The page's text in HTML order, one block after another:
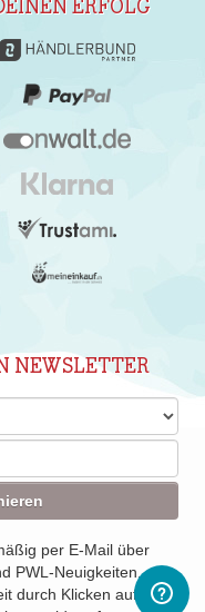
ERFOLG
NEWSLETTER
per E-Mail über
PWL-Neuigkeiten.
durch Klicken auf den